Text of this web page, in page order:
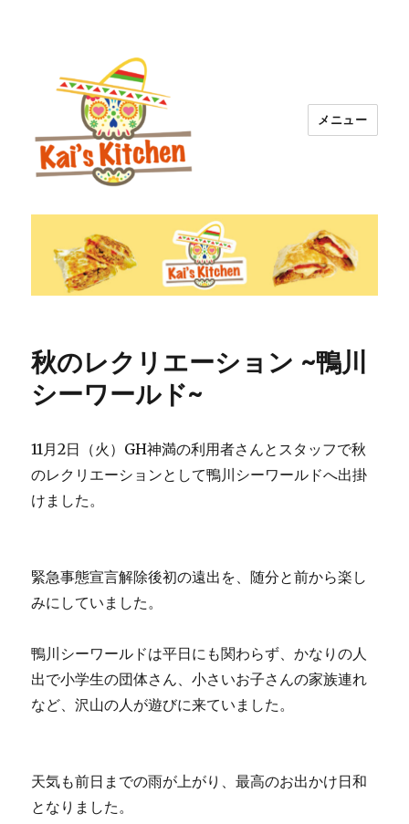
就労継続支援Ｂ型 Kai カイズブリト
メニュー
秋のレクリエーション ~鴨川
シーワールド~
11月2日（火）GH神満の利用者さんとスタッフで秋
のレクリエーションとして鴨川シーワールドへ出掛
けました。
緊急事態宣言解除後初の遠出を、随分と前から楽し
みにしていました。
鴨川シーワールドは平日にも関わらず、かなりの人
出で小学生の団体さん、小さいお子さんの家族連れ
など、沢山の人が遊びに来ていました。
天気も前日までの雨が上がり、最高のお出かけ日和
となりました。